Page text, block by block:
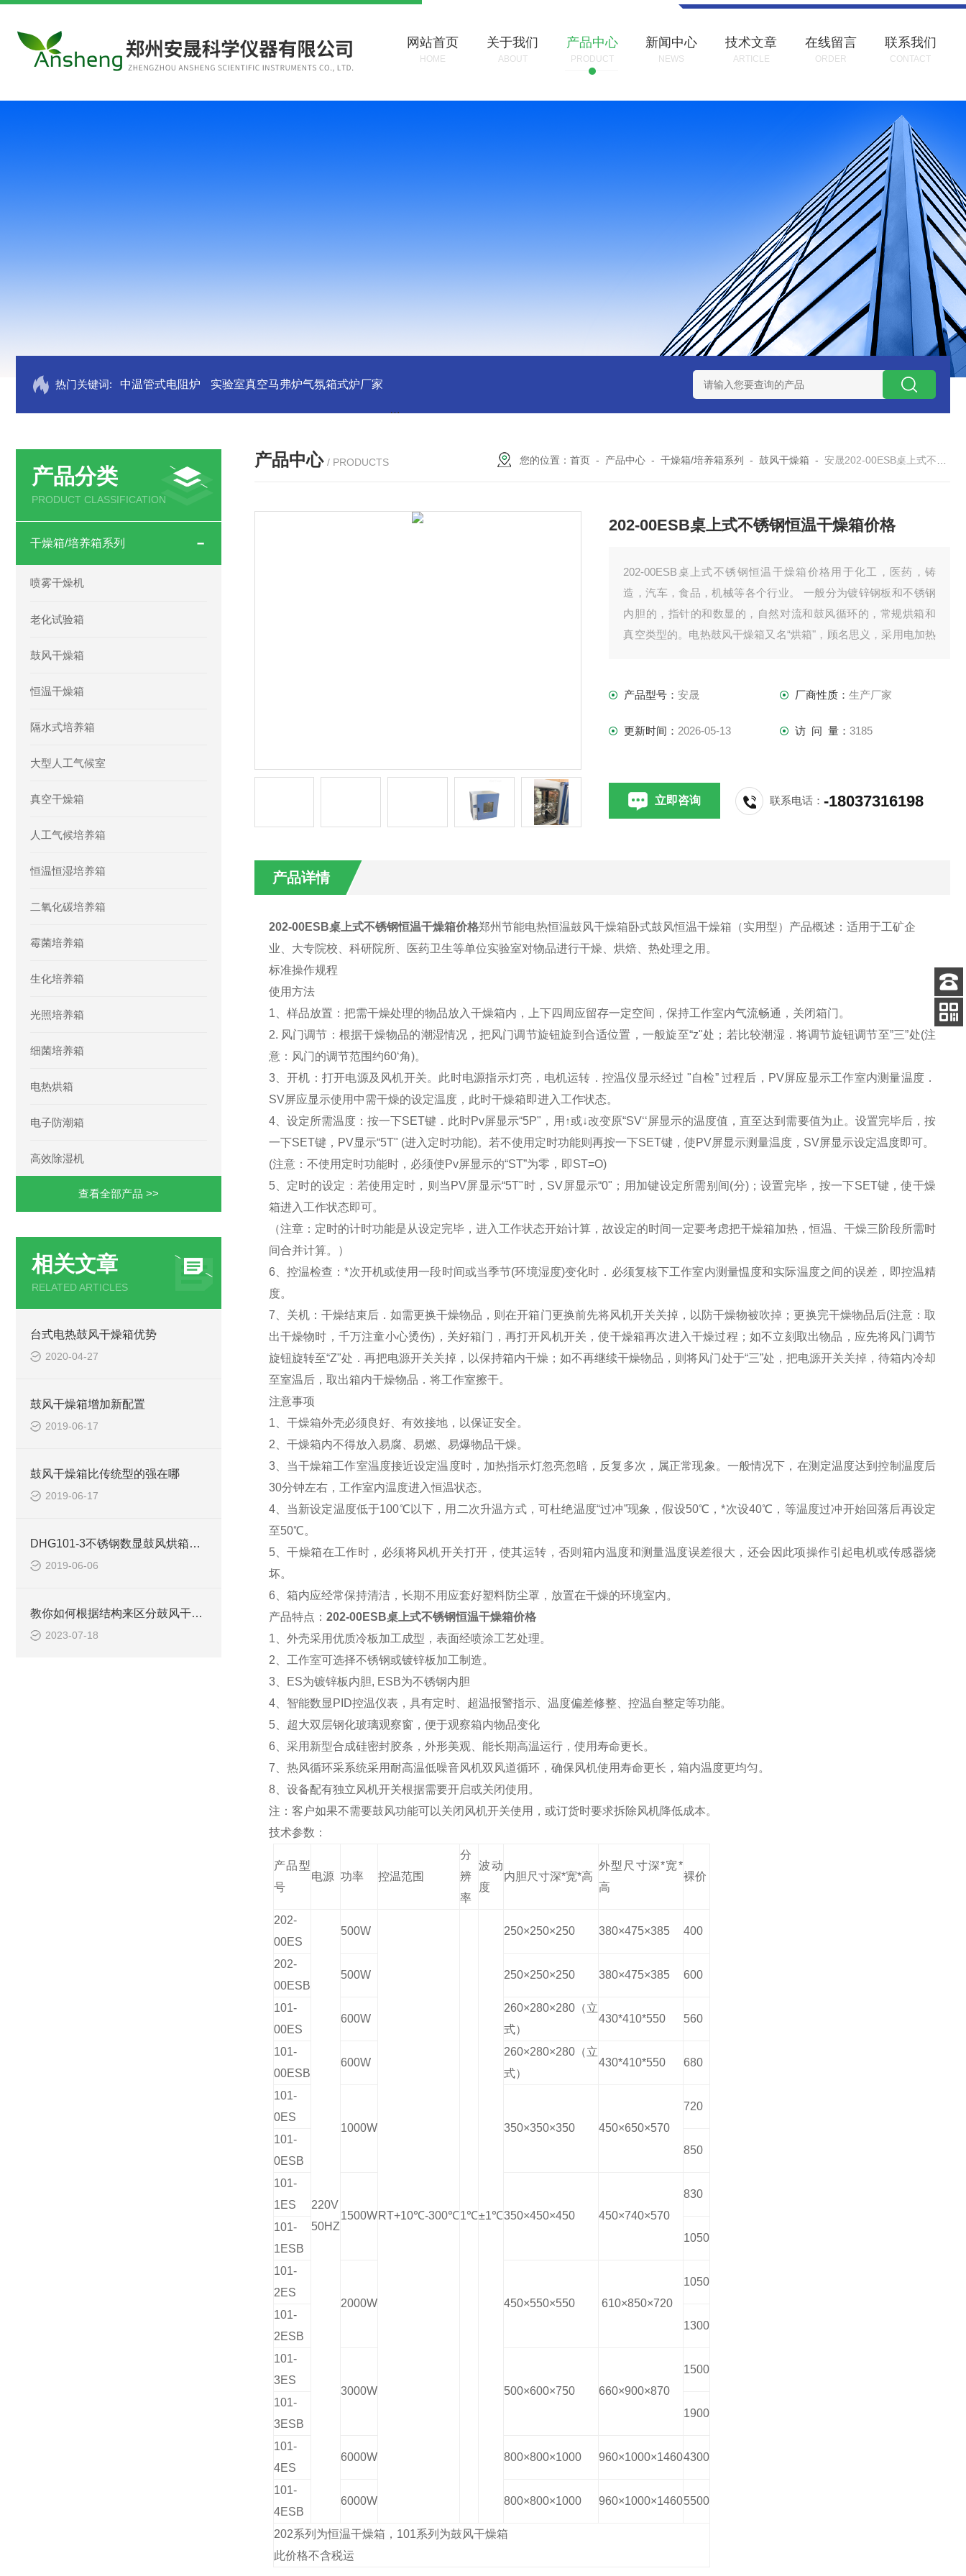
网站首页
HOME
关于我们
ABOUT
产品中心
PRODUCT
新闻中心
NEWS
技术文章
ARTICLE
在线留言
ORDER
联系我们
CONTACT
热门关键词: 中温管式电阻炉 实验室真空马弗炉气氛箱式炉厂家 SX2-9-17TP高温实验用热失重马弗炉 实验室小型高温马弗炉 陶瓷纤维
产品分类
PRODUCT CLASSIFICATION
干燥箱/培养箱系列
喷雾干燥机
老化试验箱
鼓风干燥箱
恒温干燥箱
隔水式培养箱
大型人工气候室
真空干燥箱
人工气候培养箱
恒温恒湿培养箱
二氧化碳培养箱
霉菌培养箱
生化培养箱
光照培养箱
细菌培养箱
电热烘箱
电子防潮箱
高效除湿机
查看全部产品 >>
相关文章
RELATED ARTICLES
台式电热鼓风干燥箱优势
2020-04-27
鼓风干燥箱增加新配置
2019-06-17
鼓风干燥箱比传统型的强在哪
2019-06-17
DHG101-3不锈钢数显鼓风烘箱使用注意事项
2019-06-06
教你如何根据结构来区分鼓风干燥箱
2023-07-18
产品中心 / PRODUCTS 您的位置：首页 - 产品中心 -干燥箱/培养箱系列 -鼓风干燥箱 -安晟202-00ESB桌上式不锈钢恒温干燥箱价格
202-00ESB桌上式不锈钢恒温干燥箱价格
202-00ESB桌上式不锈钢恒温干燥箱价格用于化工，医药，铸
造，汽车，食品，机械等各个行业。 一般分为镀锌钢板和不锈钢
内胆的，指针的和数显的，自然对流和鼓风循环的，常规烘箱和
真空类型的。电热鼓风干燥箱又名“烘箱"，顾名思义，采用电加热
产品型号：安晟 厂商性质： 生产厂家
更新时间： 2026-05-13 访 问 量： 3185
立即咨询 联系电话：-18037316198
产品详情
202-00ESB桌上式不锈钢恒温干燥箱价格郑州节能电热恒温鼓风干燥箱卧式鼓风恒温干燥箱（实用型）产品概述：适用于工矿企
业、大专院校、科研院所、医药卫生等单位实验室对物品进行干燥、烘焙、热处理之用。
标准操作规程
使用方法
1、样品放置：把需干燥处理的物品放入干燥箱内，上下四周应留存一定空间，保持工作室内气流畅通，关闭箱门。
2. 风门调节：根据干燥物品的潮湿情况，把风门调节旋钮旋到合适位置，一般旋至“z"处；若比较潮湿．将调节旋钮调节至”三”处(注
意：风门的调节范围约60‘角)。
3、开机：打开电源及风机开关。此时电源指示灯亮，电机运转．控温仪显示经过 "自检” 过程后，PV屏应显示工作室内测量温度．
SV屏应显示使用中需干燥的设定温度，此时干燥箱即进入工作状态。
4、设定所需温度：按一下SET键．此时Pv屏显示“5P"，用↑或↓改变原“SV‘‘屏显示的温度值，直至达到需要值为止。设置完毕后，按
一下SET键，PV显示“5T" (进入定时功能)。若不使用定时功能则再按一下SET键，使PV屏显示测量温度，SV屏显示设定温度即可。
(注意：不使用定时功能时，必须使Pv屏显示的“ST”为零，即ST=O)
5、定时的设定：若使用定时，则当PV屏显示“5T"时，SV屏显示“0"；用加键设定所需别间(分)；设置完毕，按一下SET键，使干燥
箱进入工作状态即可。
（注章：定时的计时功能是从设定完毕，进入工作状态开始计算，故设定的时间一定要考虑把干燥箱加热，恒温、干燥三阶段所需时
间合并计算。）
6、控温检查：*次开机或使用一段时间或当季节(环境湿度)变化时．必须复核下工作室内测量愠度和实际温度之间的误差，即控温精
度。
7、关机：干燥结束后．如需更换干燥物品，则在开箱门更换前先将风机开关关掉，以防干燥物被吹掉；更换完干燥物品后(注意：取
出干燥物时，千万注童小心烫伤)，关好箱门，再打开风机开关，使干燥箱再次进入干燥过程；如不立刻取出物品，应先将风门调节
旋钮旋转至“Z"处．再把电源开关关掉，以保持箱内干燥；如不再继续干燥物品，则将风门处于“三”处，把电源开关关掉，待箱内冷却
至室温后，取出箱内干燥物品．将工作室擦干。
注意事项
1、干燥箱外壳必须良好、有效接地，以保证安全。
2、干燥箱内不得放入易腐、易燃、易爆物品干燥。
3、当干燥箱工作室温度接近设定温度时，加热指示灯忽亮忽暗，反复多次，属正常现象。一般情况下，在测定温度达到控制温度后
30分钟左右，工作室内温度进入恒温状态。
4、当新设定温度低于100℃以下，用二次升温方式，可杜绝温度“过冲”现象，假设50℃，*次设40℃，等温度过冲开始回落后再设定
至50℃。
5、干燥箱在工作时，必须将风机开关打开，使其运转，否则箱内温度和测量温度误差很大，还会因此项操作引起电机或传感器烧
坏。
6、箱内应经常保持清洁，长期不用应套好塑料防尘罩，放置在干燥的环境室内。
产品特点： 202-00ESB桌上式不锈钢恒温干燥箱价格
1、外壳采用优质冷板加工成型，表面经喷涂工艺处理。
2、工作室可选择不锈钢或镀锌板加工制造。
3、
ES为镀锌板内胆, ESB为不锈钢内胆
4、智能数显PID控温仪表，具有定时、超温报警指示、温度偏差修整、控温自整定等功能。
5、超大双层钢化玻璃观察窗，便于观察箱内物品变化
6、采用新型合成硅密封胶条，外形美观、能长期高温运行，使用寿命更长。
7、热风循环采系统采用耐高温低噪音风机双风道循环，确保风机使用寿命更长，箱内温度更均匀。
8、设备配有独立风机开关根据需要开启或关闭使用。
注：客户如果不需要鼓风功能可以关闭风机开关使用，或订货时要求拆除风机降低成本。
技术参数：
产品型
号
电源 功率 控温范围
分
辨
率
波动
度
内胆尺寸深*宽*高
外型尺寸深*宽*
高
裸价
202-
00ES
220V
50HZ
500W
RT+10℃-300℃1℃±1℃
250×250×250 380×475×385 400
202-
00ESB
500W 250×250×250 380×475×385 600
101-
00ES
600W
260×280×280（立
式）
430*410*550 560
101-
00ESB
600W
260×280×280（立
式）
430*410*550 680
101-
0ES
1000W
350×350×350 450×650×570
720
101-
0ESB
850
101-
1ES
1500W
350×450×450 450×740×570
830
101-
1ESB
1050
101-
2ES
2000W
450×550×550 610×850×720
1050
101-
2ESB
1300
101-
3ES
3000W
500×600×750 660×900×870
1500
101-
3ESB
1900
101-
4ES
6000W 800×800×1000 960×1000×14604300
101-
4ESB
6000W 800×800×1000 960×1000×14605500
202系列为恒温干燥箱，101系列为鼓风干燥箱
此价格不含税运
客服
电话